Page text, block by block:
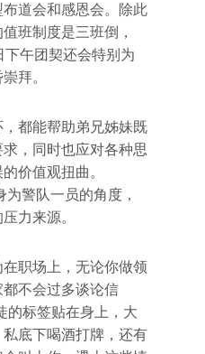
道会和感恩会。除此
班制度是三班倒，
午团契还会特别为
拜。
都能帮助弟兄姊妹既
，同时也应对各种思
价值观扭曲。
为警队一员的角度，
力来源。
职场上，无论你做领
不会过多谈论信
的标签贴在身上，大
底下喝酒打牌，还有